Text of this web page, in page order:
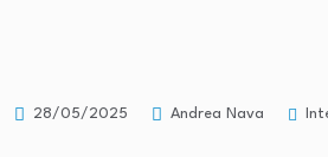
28/05/2025 Andrea Nava